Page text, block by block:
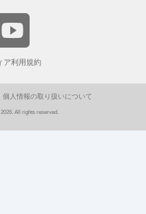
ア利用規約
個人情報の取り扱いについて
All rights reserved.